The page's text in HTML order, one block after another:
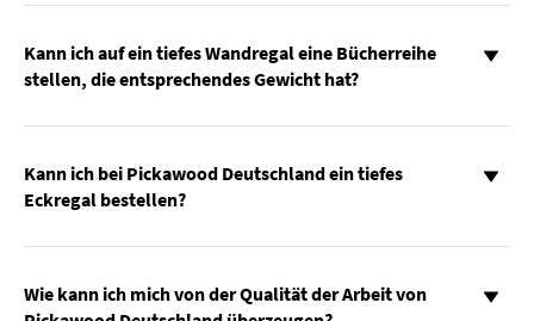
Kann ich auf ein tiefes Wandregal eine Bücherreihe
stellen, die entsprechendes Gewicht hat?
Kann ich bei Pickawood Deutschland ein tiefes
Eckregal bestellen?
Wie kann ich mich von der Qualität der Arbeit von